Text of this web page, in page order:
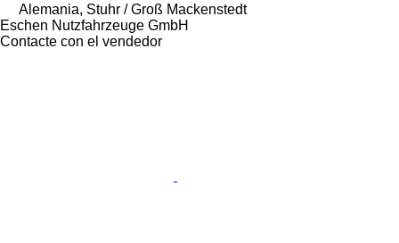
Alemania, Stuhr / Groß Mackenstedt
Eschen Nutzfahrzeuge GmbH
Contacte con el vendedor